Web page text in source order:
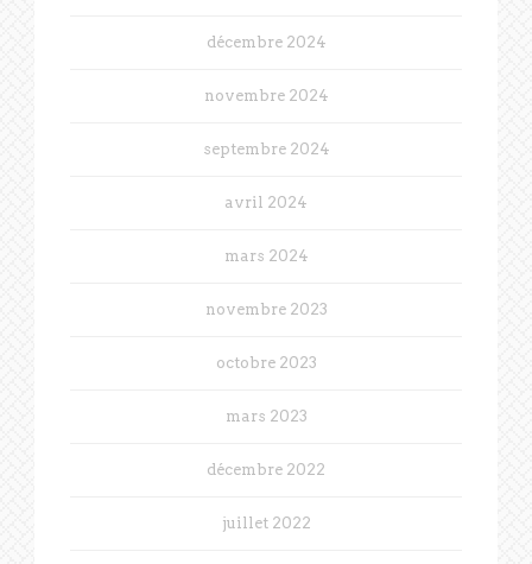
décembre 2024
novembre 2024
septembre 2024
avril 2024
mars 2024
novembre 2023
octobre 2023
mars 2023
décembre 2022
juillet 2022